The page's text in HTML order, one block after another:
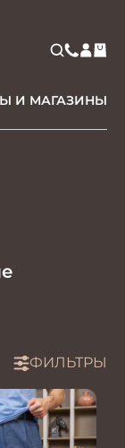
И МАГАЗИНЫ
ФИЛЬТРЫ